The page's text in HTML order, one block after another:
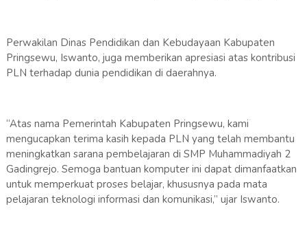
Perwakilan Dinas Pendidikan dan Kebudayaan Kabupaten
Pringsewu, Iswanto, juga memberikan apresiasi atas kontribusi
PLN terhadap dunia pendidikan di daerahnya.
“Atas nama Pemerintah Kabupaten Pringsewu, kami
mengucapkan terima kasih kepada PLN yang telah membantu
meningkatkan sarana pembelajaran di SMP Muhammadiyah 2
Gadingrejo. Semoga bantuan komputer ini dapat dimanfaatkan
untuk memperkuat proses belajar, khususnya pada mata
pelajaran teknologi informasi dan komunikasi,” ujar Iswanto.